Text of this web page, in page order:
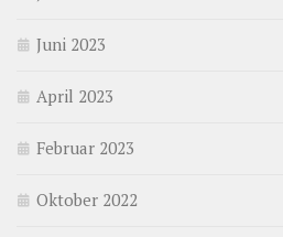
Juni 2023
April 2023
Februar 2023
Oktober 2022